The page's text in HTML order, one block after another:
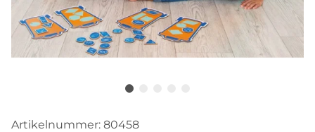
Artikelnummer: 80458